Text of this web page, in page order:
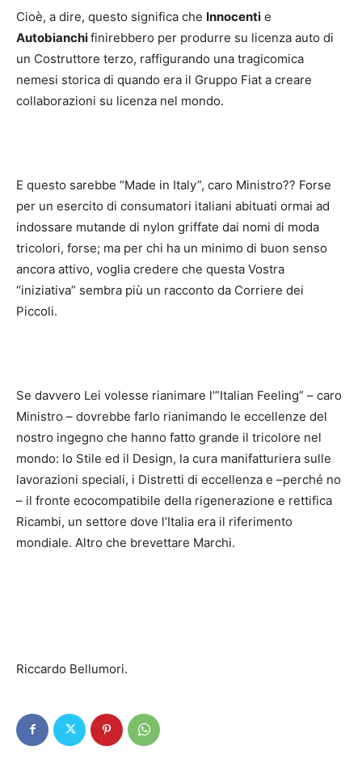
Cioè, a dire, questo significa che Innocenti e
Autobianchifinirebbero per produrre su licenza auto di
un Costruttore terzo, raffigurando una tragicomica
nemesi storica di quando era il Gruppo Fiat a creare
collaborazioni su licenza nel mondo.
E questo sarebbe “Made in Italy”, caro Ministro?? Forse
per un esercito di consumatori italiani abituati ormai ad
indossare mutande di nylon griffate dai nomi di moda
tricolori, forse; ma per chi ha un minimo di buon senso
ancora attivo, voglia credere che questa Vostra
“iniziativa” sembra più un racconto da Corriere dei
Piccoli.
Se davvero Lei volesse rianimare l’”Italian Feeling” – caro
Ministro – dovrebbe farlo rianimando le eccellenze del
nostro ingegno che hanno fatto grande il tricolore nel
mondo: lo Stile ed il Design, la cura manifatturiera sulle
lavorazioni speciali, i Distretti di eccellenza e –perché no
– il fronte ecocompatibile della rigenerazione e rettifica
Ricambi, un settore dove l’Italia era il riferimento
mondiale. Altro che brevettare Marchi.
Riccardo Bellumori.